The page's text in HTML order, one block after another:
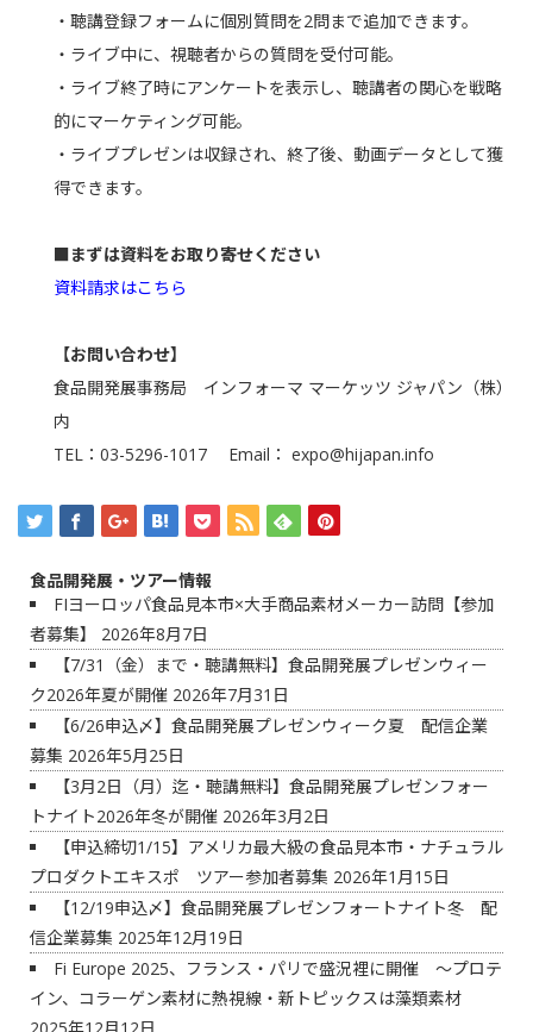
・聴講登録フォームに個別質問を2問まで追加できます。
・ライブ中に、視聴者からの質問を受付可能。
・ライブ終了時にアンケートを表示し、聴講者の関心を戦略
的にマーケティング可能。
・ライブプレゼンは収録され、終了後、動画データとして獲
得できます。
■まずは資料をお取り寄せください
資料請求はこちら
【お問い合わせ】
食品開発展事務局 インフォーマ マーケッツ ジャパン（株）
内
TEL：03-5296-1017 Email： expo@hijapan.info
食品開発展・ツアー情報
FIヨーロッパ食品見本市×大手商品素材メーカー訪問【参加
者募集】
2026年8月7日
【7/31（金）まで・聴講無料】食品開発展プレゼンウィー
ク2026年夏が開催 2026年7月31日
【6/26申込〆】食品開発展プレゼンウィーク夏 配信企業
募集 2026年5月25日
【3月2日（月）迄・聴講無料】食品開発展プレゼンフォー
トナイト2026年冬が開催 2026年3月2日
【申込締切1/15】アメリカ最大級の食品見本市・ナチュラル
プロダクトエキスポ ツアー参加者募集 2026年1月15日
【12/19申込〆】食品開発展プレゼンフォートナイト冬 配
信企業募集 2025年12月19日
Fi Europe 2025、フランス・パリで盛況裡に開催 ～プロテ
イン、コラーゲン素材に熱視線・新トピックスは藻類素材